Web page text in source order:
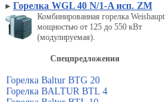
▸ Горелка WGL 40 N/1-A исп. ZM
Комбинированная горелка Weishaupt
мощностью от 125 до 550 кВт
(модулируемая).
Спецпредложения
Горелка Baltur BTG 20
Горелка BALTUR BTL 4